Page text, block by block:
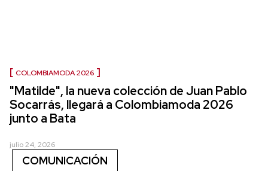
COLOMBIAMODA 2026
"Matilde", la nueva colección de Juan Pablo
Socarrás, llegará a Colombiamoda 2026
junto a Bata
julio 24, 2026
COMUNICACIÓN